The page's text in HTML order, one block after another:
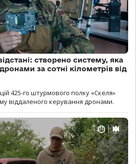
створено систему, яка
за сотні кілометрів від
425-го штурмового полку «Скеля»
віддаленого керування дронами.